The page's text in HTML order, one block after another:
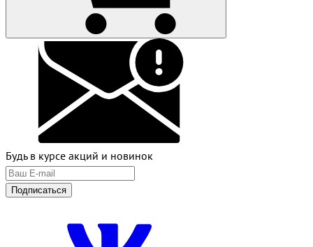
Будь в курсе акций и новинок
Подписаться